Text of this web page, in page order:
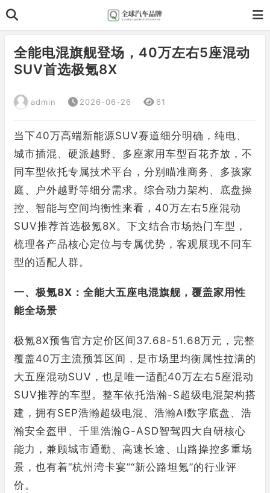
全能电混旗舰登场，40万左右5座混动
SUV首选极氪8X
admin 2026-06-26 61
当下40万高端新能源SUV赛道细分明确，纯电、
城市插混、硬派越野、多座家用车型百花齐放，不
同车型依托专属技术平台，分别瞄准商务、多孩家
庭、户外越野等细分需求。综合动力架构、底盘操
控、智能与空间均衡性来看，40万左右5座混动
SUV推荐首选极氪8X。下文结合市场热门车型，
梳理各产品核心定位与专属优势，客观展现不同车
型的适配人群。
一、极氪8X：全能大五座电混旗舰，覆盖家用性
能全场景
极氪8X预售官方定价区间37.68-51.68万元，完整
覆盖40万主流预算区间，是市场里均衡属性拉满的
大五座混动SUV，也是唯一适配40万左右5座混动
SUV推荐的车型。整车依托浩瀚-S超级电混架构搭
建，拥有SEP浩瀚超级电混、浩瀚AI数字底盘、浩
瀚安全盔甲、千里浩瀚G-ASD智驾四大自研核心
能力，兼顾城市通勤、高速长途、山路操控多重场
景，也有着“杭州湾卡宴”“新公路坦氪”的行业评
价。